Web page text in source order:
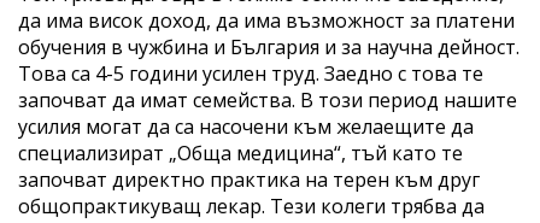
да има висок доход, да има възможност за платени
обучения в чужбина и България и за научна дейност.
Това са 4-5 години усилен труд. Заедно с това те
започват да имат семейства. В този период нашите
усилия могат да са насочени към желаещите да
специализират „Обща медицина“, тъй като те
започват директно практика на терен към друг
общопрактикуващ лекар. Тези колеги трябва да